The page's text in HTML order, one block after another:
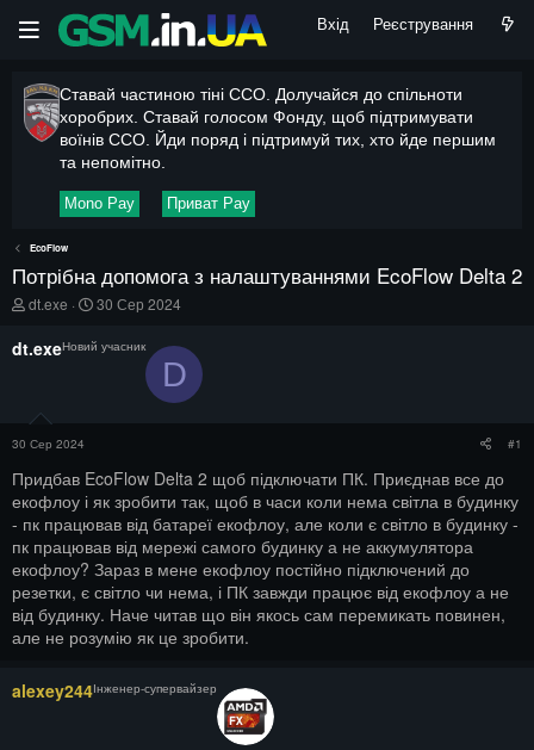
Вхід Реєстрування
Ставай частиною тіні ССО. Долучайся до спільноти
хоробрих. Ставай голосом Фонду, щоб підтримувати
воїнів ССО. Йди поряд і підтримуй тих, хто йде першим
та непомітно.
Mono Pay Приват Pay
EcoFlow
Потрібна допомога з налаштуваннями EcoFlow Delta 2
А
о
е
м
и
dt.exe
Д
т
а
к
30 Сер 2024
dt.exeНовий учасник
D
30 Сер 2024 #1
Придбав EcoFlow Delta 2 щоб підключати ПК. Приєднав все до
екофлоу і як зробити так, щоб в часи коли нема світла в будинку
- пк працював від батареї екофлоу, але коли є світло в будинку -
пк працював від мережі самого будинку а не аккумулятора
екофлоу? Зараз в мене екофлоу постійно підключений до
резетки, є світло чи нема, і ПК завжди працює від екофлоу а не
від будинку. Наче читав що він якось сам перемикать повинен,
але не розумію як це зробити.
alexey244Інженер-супервайзер